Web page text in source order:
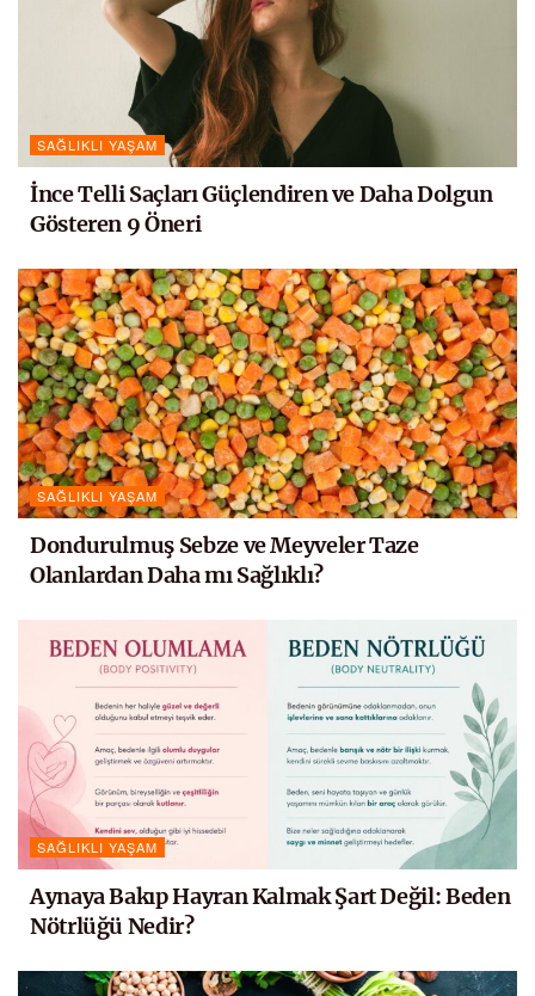
SAĞLIKLI YAŞAM
İnce Telli Saçları Güçlendiren ve Daha Dolgun
Gösteren 9 Öneri
SAĞLIKLI YAŞAM
Dondurulmuş Sebze ve Meyveler Taze
Olanlardan Daha mı Sağlıklı?
SAĞLIKLI YAŞAM
Aynaya Bakıp Hayran Kalmak Şart Değil: Beden
Nötrlüğü Nedir?